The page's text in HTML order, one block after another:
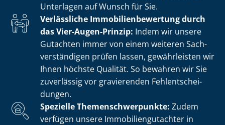
Unterlagen auf Wunsch für Sie.
Verlässliche Im­mo­bi­li­en­be­wer­tung durch
das Vier-Augen-Prinzip: Indem wir unsere
Gutachten immer von einem weiteren Sach­
ver­stän­di­gen prüfen lassen, gewährleisten wir
Ihnen höchste Qualität. So bewahren wir Sie
zuverlässig vor gravierenden Fehl­ent­schei­
dun­gen.
Spezielle The­men­schwer­punk­te: Zudem
verfügen unsere Im­mo­bi­li­en­gut­ach­ter in